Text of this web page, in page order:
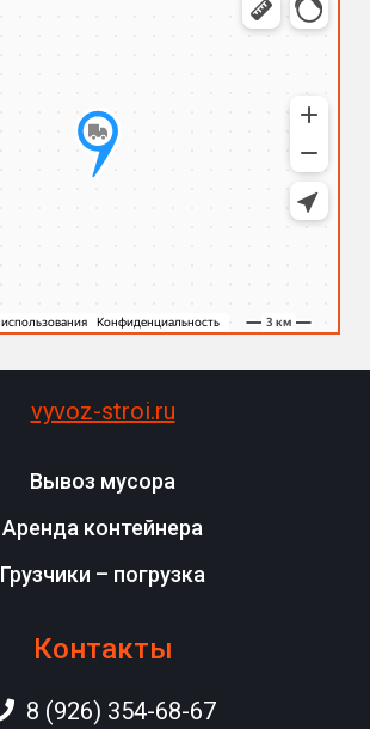
vyvoz-stroi.ru
Вывоз мусора
Аренда контейнера
Грузчики – погрузка
Контакты
8 (926) 354-68-67